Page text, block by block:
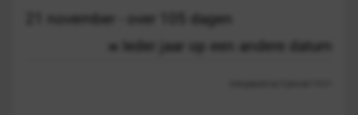
21 november - over 105 dagen
Ieder jaar op een andere datum